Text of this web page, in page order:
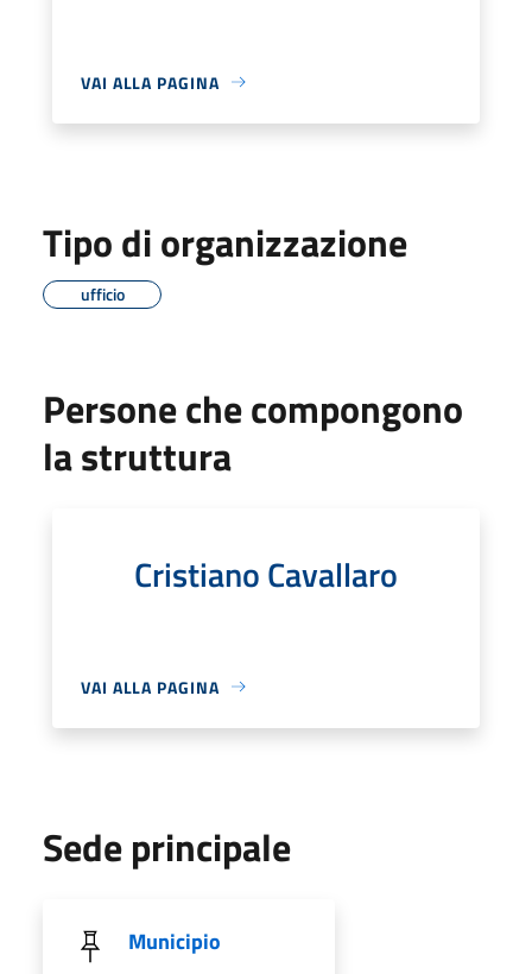
VAI ALLA PAGINA
Tipo di organizzazione
ufficio
Persone che compongono
la struttura
Cristiano Cavallaro
VAI ALLA PAGINA
Sede principale
Municipio